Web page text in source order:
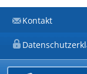
Kontakt